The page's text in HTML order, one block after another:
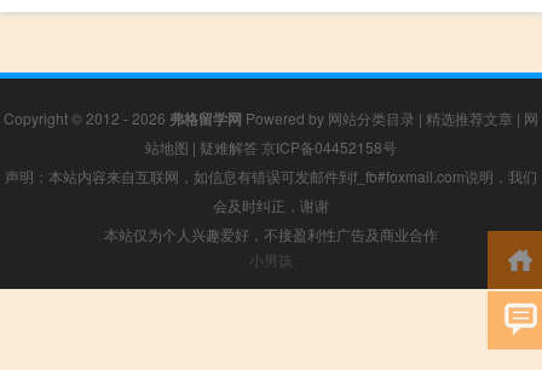
Copyright © 2012 - 2026 弗格留学网 Powered by 网站分类目录 | 精选推荐文章 | 网
站地图 | 疑难解答 京ICP备04452158号
声明：本站内容来自互联网，如信息有错误可发邮件到f_fb#foxmail.com说明，我们
会及时纠正，谢谢
本站仅为个人兴趣爱好，不接盈利性广告及商业合作
小男孩